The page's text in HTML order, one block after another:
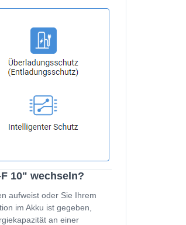
10" wechseln?
aufweist oder Sie Ihrem
im Akku ist gegeben,
an einer